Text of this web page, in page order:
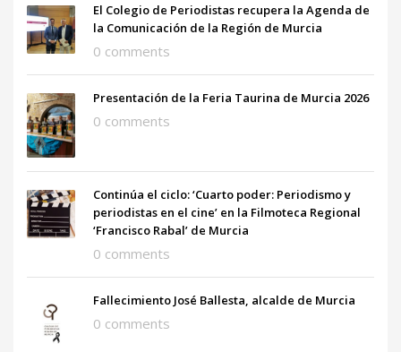
El Colegio de Periodistas recupera la Agenda de
la Comunicación de la Región de Murcia
0 comments
Presentación de la Feria Taurina de Murcia 2026
0 comments
Continúa el ciclo: ‘Cuarto poder: Periodismo y
periodistas en el cine’ en la Filmoteca Regional
‘Francisco Rabal’ de Murcia
0 comments
Fallecimiento José Ballesta, alcalde de Murcia
0 comments